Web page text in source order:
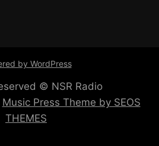
by WordPress
© NSR Radio
Music Press Theme by SEOS
THEMES